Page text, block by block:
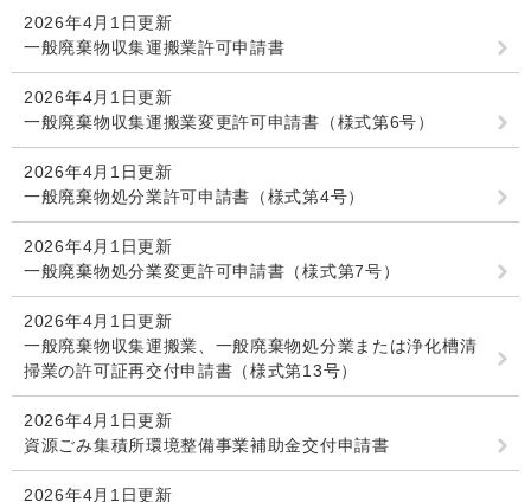
2026年4月1日更新
一般廃棄物収集運搬業許可申請書
2026年4月1日更新
一般廃棄物収集運搬業変更許可申請書（様式第6号）
2026年4月1日更新
一般廃棄物処分業許可申請書（様式第4号）
2026年4月1日更新
一般廃棄物処分業変更許可申請書（様式第7号）
2026年4月1日更新
一般廃棄物収集運搬業、一般廃棄物処分業または浄化槽清
掃業の許可証再交付申請書（様式第13号）
2026年4月1日更新
資源ごみ集積所環境整備事業補助金交付申請書
2026年4月1日更新